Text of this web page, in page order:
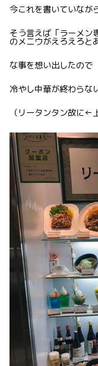
今これを書いていなが
そう言えば「ラーメン
のメニウがえろえろと
な事を想い出したので
冷やし中華が終わらな
（リータンタン故に←